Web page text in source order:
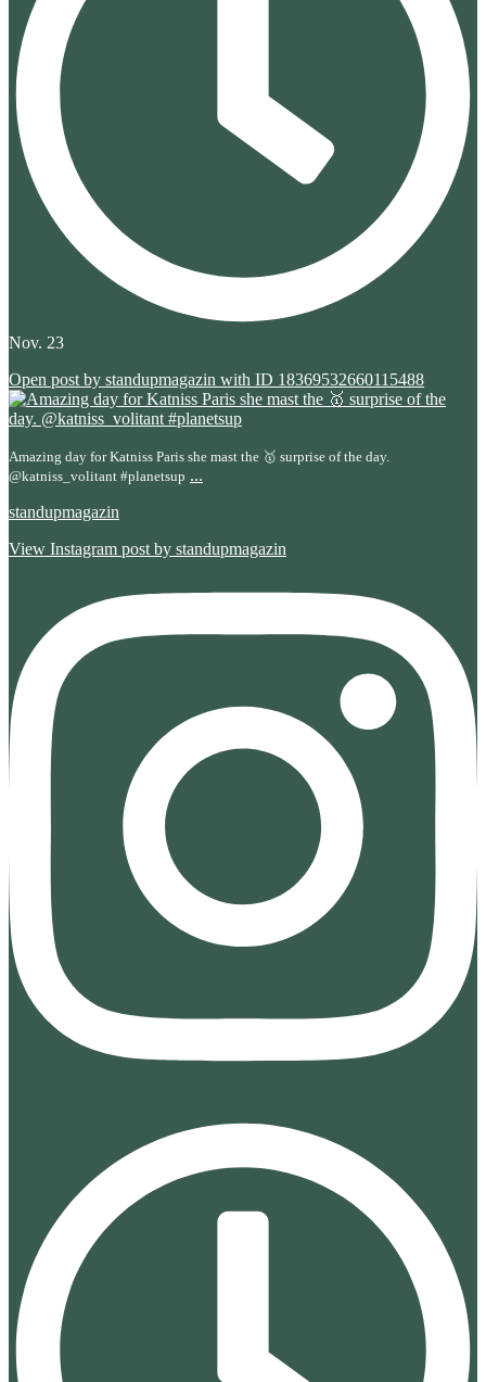
Nov. 23
Open post by standupmagazin with ID 18369532660115488
Amazing day for Katniss Paris she mast the 🥇 surprise of the day.
@katniss_volitant #planetsup ...
standupmagazin
View Instagram post by standupmagazin